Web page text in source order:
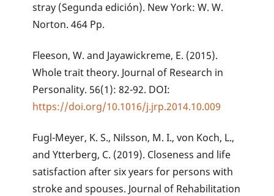
stray (Segunda edición). New York: W. W.
Norton. 464 Pp.
Fleeson, W. and Jayawickreme, E. (2015).
Whole trait theory. Journal of Research in
Personality. 56(1): 82-92. DOI:
https://doi.org/10.1016/j.jrp.2014.10.009
Fugl-Meyer, K. S., Nilsson, M. I., von Koch, L.,
and Ytterberg, C. (2019). Closeness and life
satisfaction after six years for persons with
stroke and spouses. Journal of Rehabilitation